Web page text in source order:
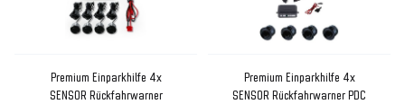
Premium Einparkhilfe 4x
SENSOR Rückfahrwarner
Premium Einparkhilfe 4x
SENSOR Rückfahrwarner PDC